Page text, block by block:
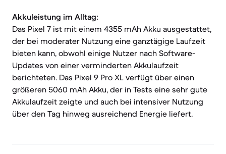
Akkuleistung im Alltag:
Das Pixel 7 ist mit einem 4355 mAh Akku ausgestattet,
der bei moderater Nutzung eine ganztägige Laufzeit
bieten kann, obwohl einige Nutzer nach Software-
Updates von einer verminderten Akkulaufzeit
berichteten. Das Pixel 9 Pro XL verfügt über einen
größeren 5060 mAh Akku, der in Tests eine sehr gute
Akkulaufzeit zeigte und auch bei intensiver Nutzung
über den Tag hinweg ausreichend Energie liefert.